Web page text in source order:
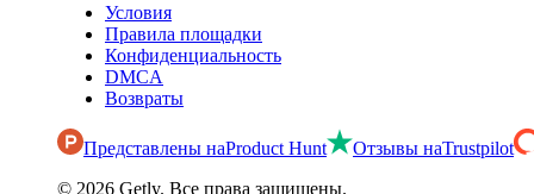
Условия
Правила площадки
Конфиденциальность
DMCA
Возвраты
Представлены наProduct Hunt Отзывы наTrustpilot
© 2026 Getly. Все права защищены.